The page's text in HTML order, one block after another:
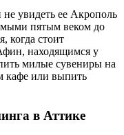
увидеть ее Акрополь
пятым веком до
когда стоит
находящимся у
милые сувениры на
кафе или выпить
в Аттике